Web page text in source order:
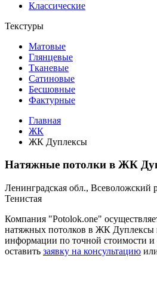
Классические
Текстуры
Матовые
Глянцевые
Тканевые
Сатиновые
Бесшовные
Фактурные
Главная
ЖК
ЖК Дуплексы
Натяжные потолки в ЖК
Ленинградская обл., Всеволожский
Тенистая
Компания "Potolok.one"
натяжных потолков в ЖК Дуплексы
информации по точной стоимости
оставить заявку на консультацию